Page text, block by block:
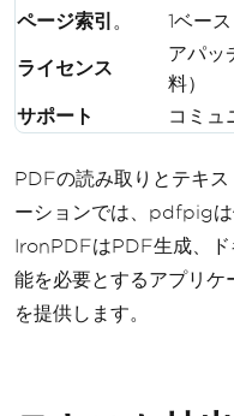
ページ索引 。 1ベース
ライセンス
アパッ
料）
サポート コミュ
PDFの読み取りとテキ
ーションでは、pdfpigは
IronPDFはPDF生成、ド
能を必要とするアプリケ
を提供します。